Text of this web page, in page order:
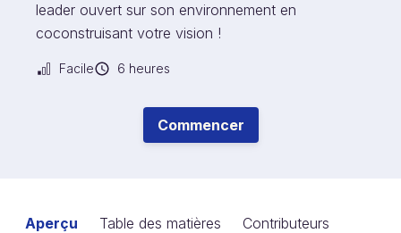
leader ouvert sur son environnement en
coconstruisant votre vision !
Facile 6 heures
Commencer
Aperçu Table des matières Contributeurs